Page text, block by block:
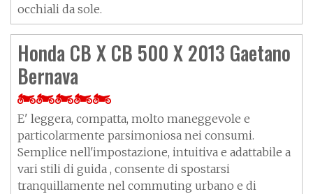
occhiali da sole.
Honda CB X CB 500 X 2013 Gaetano
Bernava
E' leggera, compatta, molto maneggevole e
particolarmente parsimoniosa nei consumi.
Semplice nell'impostazione, intuitiva e adattabile a
vari stili di guida , consente di spostarsi
tranquillamente nel commuting urbano e di